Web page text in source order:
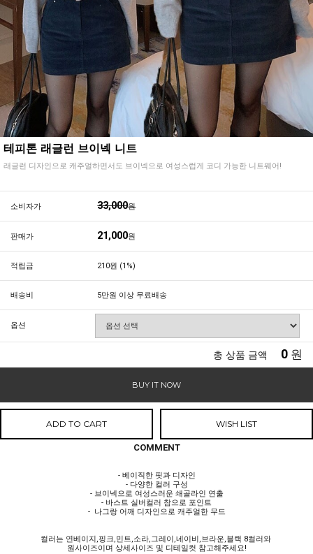
테피톤 래글런 브이넥 니트
래글런 디자인으로 캐주얼하면서도 브이넥으로 여성스럽게 코디 가능한 니트웨어!
소비자가 33,000원
판매가 21,000원
적립금 210원 (1%)
배송비 5만원 이상 무료배송
옵션
총 상품 금액 0 원
BUY IT NOW
ADD TO CART WISH LIST
COMMENT
- 베이직한 핏과 디자인
- 다양한 컬러 구성
- 브이넥으로 여성스러운 쇄골라인 연출
- 바스트 실버컬러 참으로 포인트
- 나그랑 어깨 디자인으로 캐주얼한 무드
컬러는 연베이지,핑크,민트,소라,그레이,네이비,브라운,블랙 8컬러와
원사이즈이며 상세사이즈 및 디테일컷 참고해주세요!